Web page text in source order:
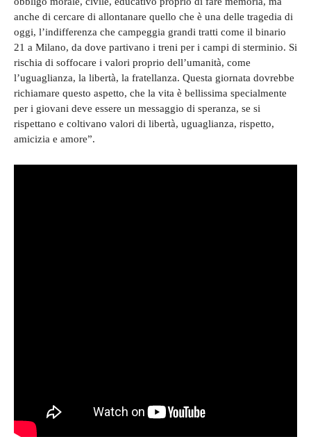
anche di cercare di allontanare quello che è una delle tragedia di
oggi, l’indifferenza che campeggia grandi tratti come il binario
21 a Milano, da dove partivano i treni per i campi di sterminio. Si
rischia di soffocare i valori proprio dell’umanità, come
l’uguaglianza, la libertà, la fratellanza. Questa giornata dovrebbe
richiamare questo aspetto, che la vita è bellissima specialmente
per i giovani deve essere un messaggio di speranza, se si
rispettano e coltivano valori di libertà, uguaglianza, rispetto,
amicizia e amore”.